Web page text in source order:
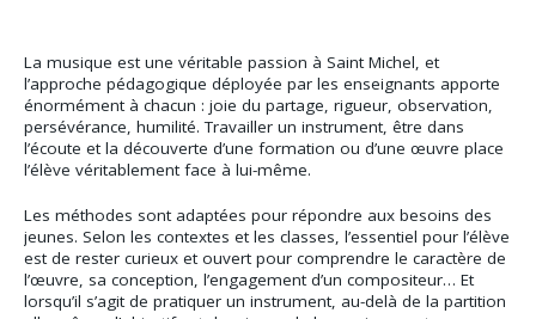
La musique est une véritable passion à Saint Michel, et
l’approche pédagogique déployée par les enseignants apporte
énormément à chacun : joie du partage, rigueur, observation,
persévérance, humilité. Travailler un instrument, être dans
l’écoute et la découverte d’une formation ou d’une œuvre place
l’élève véritablement face à lui-même.
Les méthodes sont adaptées pour répondre aux besoins des
jeunes. Selon les contextes et les classes, l’essentiel pour l’élève
est de rester curieux et ouvert pour comprendre le caractère de
l’œuvre, sa conception, l’engagement d’un compositeur… Et
lorsqu’il s’agit de pratiquer un instrument, au-delà de la partition